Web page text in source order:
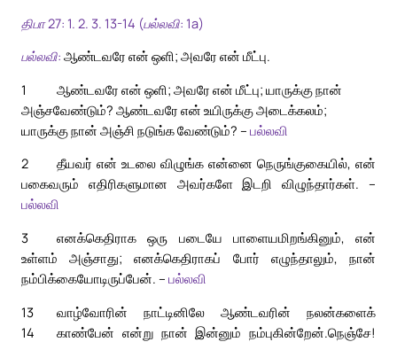
திபா 27: 1. 2. 3. 13-14 (பல்லவி: 1a)
பல்லவி: ஆண்டவரே என் ஒளி; அவரே என் மீட்பு.
1
ஆண்டவரே என் ஒளி; அவரே என் மீட்பு; யாருக்கு நான்
அஞ்சவேண்டும்? ஆண்டவரே என் உயிருக்கு அடைக்கலம்;
யாருக்கு நான் அஞ்சி நடுங்க வேண்டும்? – பல்லவி
2
தீயவர் என் உடலை விழுங்க என்னை நெருங்குகையில், என்
பகைவரும் எதிரிகளுமான அவர்களே இடறி விழுந்தார்கள். –
பல்லவி
3
எனக்கெதிராக ஒரு படையே பாளையமிறங்கினும், என்
உள்ளம் அஞ்சாது; எனக்கெதிராகப் போர் எழுந்தாலும், நான்
நம்பிக்கையோடிருப்பேன். – பல்லவி
13
வாழ்வோரின் நாட்டினிலே ஆண்டவரின் நலன்களைக்
காண்பேன் என்று நான் இன்னும் நம்புகின்றேன்.
14
நெஞ்சே!